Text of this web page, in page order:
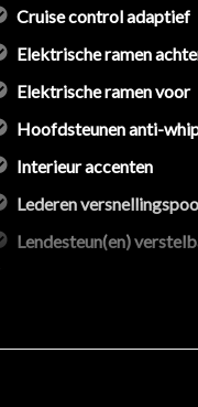
Cruise control adaptief
Elektrische ramen
Elektrische ramen voor
Hoofdsteunen anti-
Interieur accenten
Lederen
Lendesteun(en)
Stuur verstelbaar